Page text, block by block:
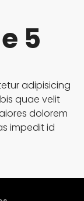
5
adipisicing
quae velit
dolorem
impedit id